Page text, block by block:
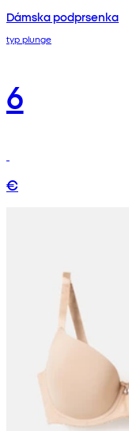
Dámska podprsenka
typ plunge
6
€